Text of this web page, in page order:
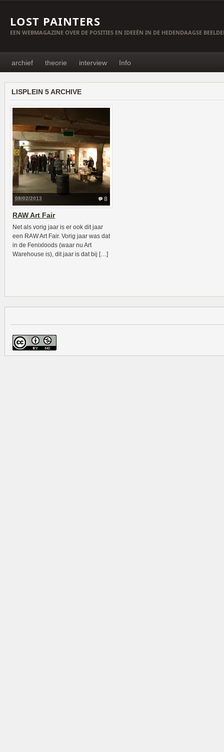
LOST PAINTERS
EEN WEBMAGAZINE OVER DE POSITIES EN IDEEËN IN DE HEDENDAAGSE
archief theorie interview Info
LISPLEIN 5 ARCHIVE
8
08/02/2013
RAW Art Fair
Net als vorig jaar is er ook dit jaar
een RAW Art Fair. Vorig jaar was dat
in de Fenixloods (waar nu Art
Warehouse is), dit jaar is dat bij […]